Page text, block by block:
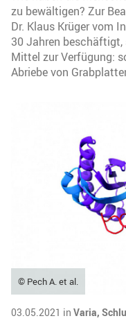
zu bewältigen? Zur
Dr. Klaus Krüger vom
30 Jahren
Mittel zur Verfügung:
Abriebe von
© Pech A. et al.
03.05.2021 in Varia,